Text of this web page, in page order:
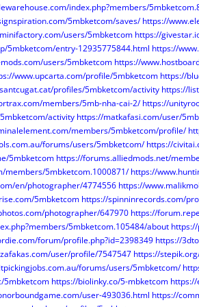
index.php?members/
5mbketcom/saves/ https://
users/5mbketcom https://
5mbketcom/entry-12935775844.html https://
users/5mbketcom https://
www.upcarta.com/profile/5mbketcom https://
profiles/5mbketcom/activity https://
members/5mb-nha-cai-2/ https://
activity https://matkafasi.com/user/
members/5mbketcom/profile/
forums/users/5mbketcom/ https://
5mbketcom https://forums.alliedmods.net/
members/5mbketcom.1000871/ https://
en/photographer/4774556 https://
5mbketcom https://spinninrecords.com/
photographer/647970 https://
5mbketcom.105484/about
forum/profile.php?id=2398349 https://
user/profile/7547547 https://
forums/users/5mbketcom/
5mbketcom https://biolinky.co/5-mbketcom https://
user-493036.html https://